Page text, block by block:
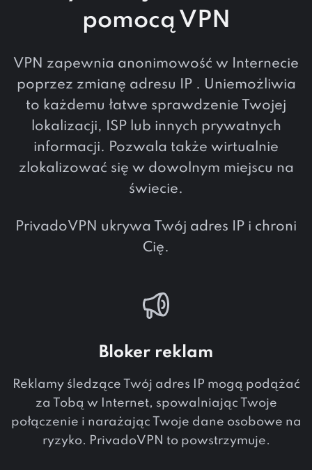
pomocą VPN
VPN zapewnia anonimowość w Internecie
poprzez zmianę adresu IP . Uniemożliwia
to każdemu łatwe sprawdzenie Twojej
lokalizacji, ISP lub innych prywatnych
informacji. Pozwala także wirtualnie
zlokalizować się w dowolnym miejscu na
świecie.
PrivadoVPN ukrywa Twój adres IP i chroni
Cię.
Bloker reklam
Reklamy śledzące Twój adres IP mogą podążać
za Tobą w Internet, spowalniając Twoje
połączenie i narażając Twoje dane osobowe na
ryzyko. PrivadoVPN to powstrzymuje.